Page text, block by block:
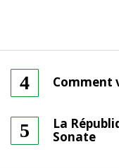
Comment
La
Sonate